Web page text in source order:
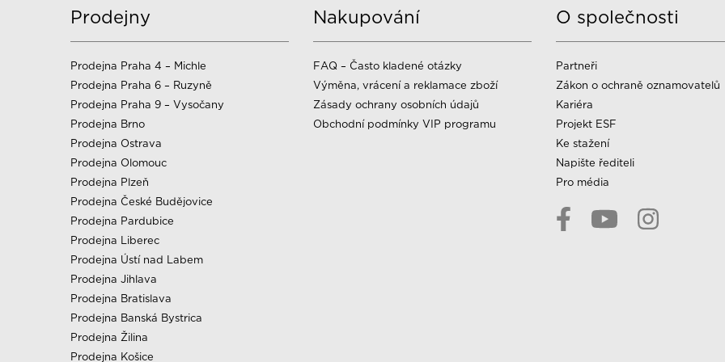
Prodejny
Prodejna Praha 4 – Michle
Prodejna Praha 6 – Ruzyně
Prodejna Praha 9 – Vysočany
Prodejna Brno
Prodejna Ostrava
Prodejna Olomouc
Prodejna Plzeň
Prodejna České Budějovice
Prodejna Pardubice
Prodejna Liberec
Prodejna Ústí nad Labem
Prodejna Jihlava
Prodejna Bratislava
Prodejna Banská Bystrica
Prodejna Žilina
Prodejna Košice
Nakupování
FAQ – Často kladené otázky
Výměna, vrácení a reklamace zboží
Zásady ochrany osobních údajů
Obchodní podmínky VIP programu
O společnosti
Partneři
Zákon o ochraně oznamovatelů
Kariéra
Projekt ESF
Ke stažení
Napište řediteli
Pro média